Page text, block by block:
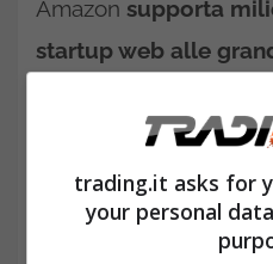
Amazon supporta
startup web alle
Netflix e Vanguard.
trading.it asks for
your personal